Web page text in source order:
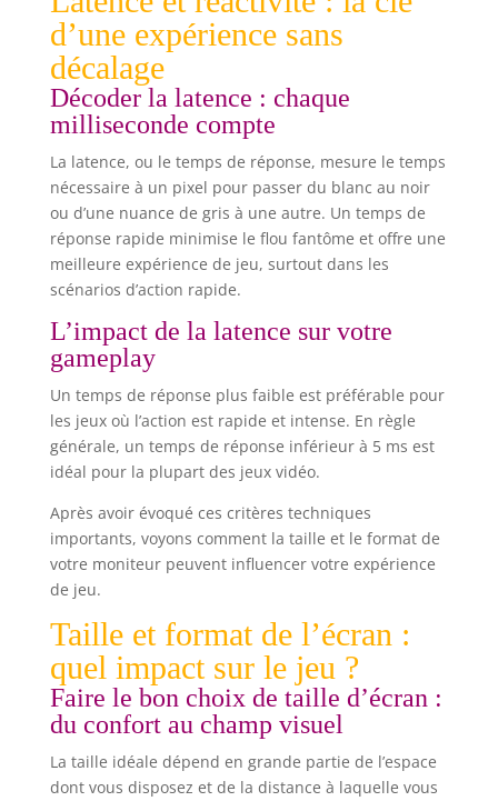
d’une expérience sans
décalage
Décoder la latence : chaque
milliseconde compte
La latence, ou le temps de réponse, mesure le temps
nécessaire à un pixel pour passer du blanc au noir
ou d’une nuance de gris à une autre. Un temps de
réponse rapide minimise le flou fantôme et offre une
meilleure expérience de jeu, surtout dans les
scénarios d’action rapide.
L’impact de la latence sur votre
gameplay
Un temps de réponse plus faible est préférable pour
les jeux où l’action est rapide et intense. En règle
générale, un temps de réponse inférieur à 5 ms est
idéal pour la plupart des jeux vidéo.
Après avoir évoqué ces critères techniques
importants, voyons comment la taille et le format de
votre moniteur peuvent influencer votre expérience
de jeu.
Taille et format de l’écran :
quel impact sur le jeu ?
Faire le bon choix de taille d’écran :
du confort au champ visuel
La taille idéale dépend en grande partie de l’espace
dont vous disposez et de la distance à laquelle vous